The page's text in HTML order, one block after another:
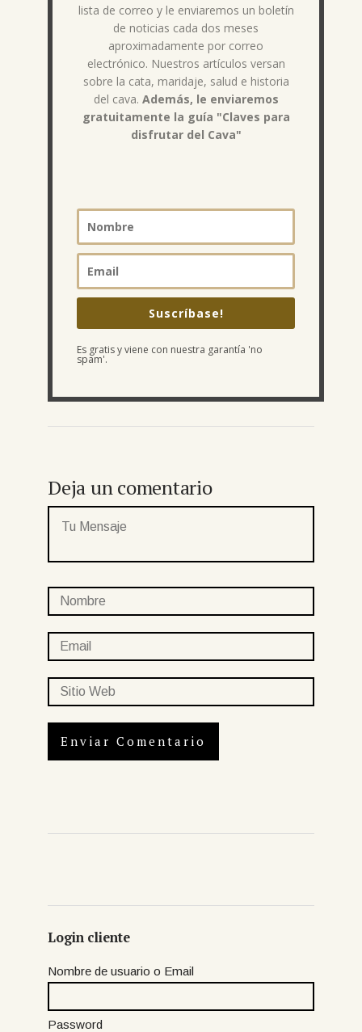
lista de correo y le enviaremos un boletín
de noticias cada dos meses
aproximadamente por correo
electrónico. Nuestros artículos versan
sobre la cata, maridaje, salud e historia
del cava. Además, le enviaremos
gratuitamente la guía "Claves para
disfrutar del Cava"
Suscríbase!
Es gratis y viene con nuestra garantía 'no
spam'.
Deja un comentario
Login cliente
Nombre de usuario o Email
Password